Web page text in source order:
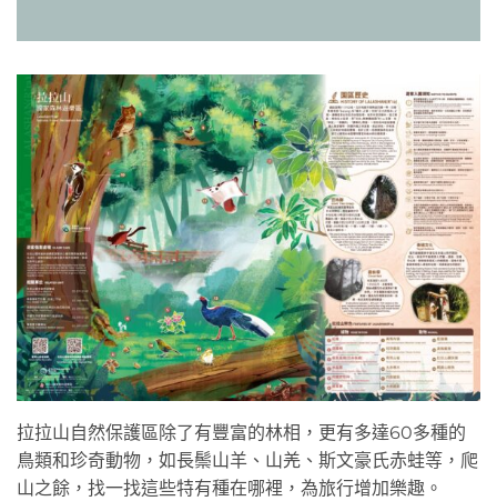
拉拉山自然保護區除了有豐富的林相，更有多達60多種的
鳥類和珍奇動物，如長鬃山羊、山羌、斯文豪氏赤蛙等，爬
山之餘，找一找這些特有種在哪裡，為旅行增加樂趣。